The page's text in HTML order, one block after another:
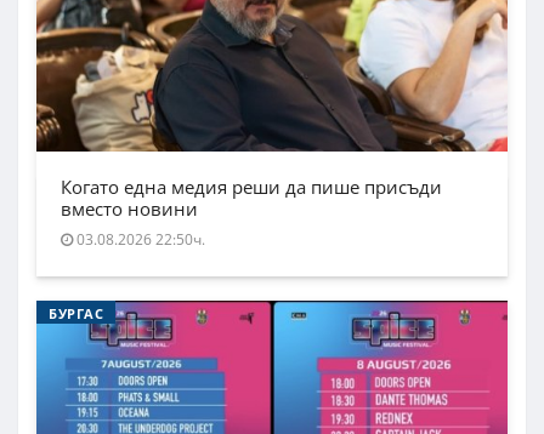
Когато една медия реши да пише присъди
вместо новини
03.08.2026 22:50ч.
БУРГАС